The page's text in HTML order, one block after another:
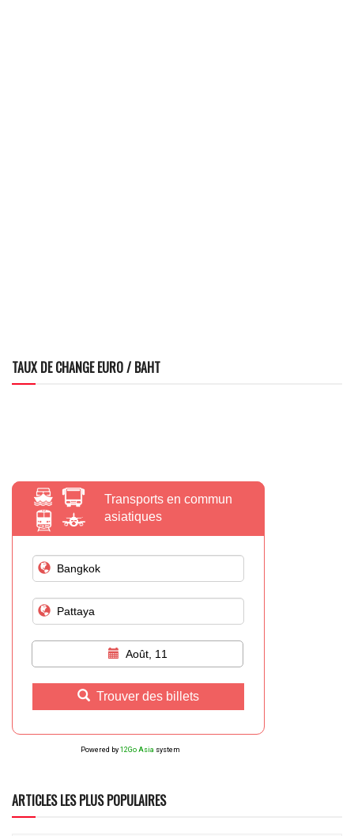
TAUX DE CHANGE EURO / BAHT
Transports en commun
asiatiques
Août, 11
Trouver des billets
Powered by 12Go Asia system
ARTICLES LES PLUS POPULAIRES